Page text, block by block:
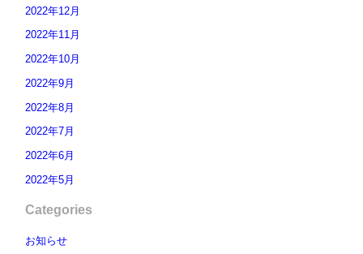
2022年12月
2022年11月
2022年10月
2022年9月
2022年8月
2022年7月
2022年6月
2022年5月
Categories
お知らせ